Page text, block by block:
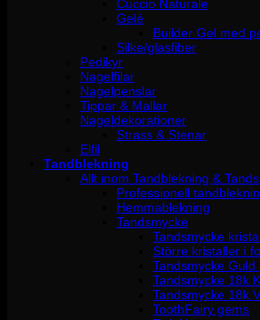
Cuccio Naturale
Gelé
Builder Gel med
Silke/glasfiber
Pedikyr
Nagelfilar
Nagelpenslar
Tippar & Mallar
Nageldekorationer
Strass & Stenar
Elfil
Tandblekning
Allt inom Tandblekning &
Professionell
Hemmablekning
Tandsmycke
Tandsmycke
Större kristaller i
Tandsmycke Guld
Tandsmycke 18k
Tandsmycke 18k
ToothFairy gems